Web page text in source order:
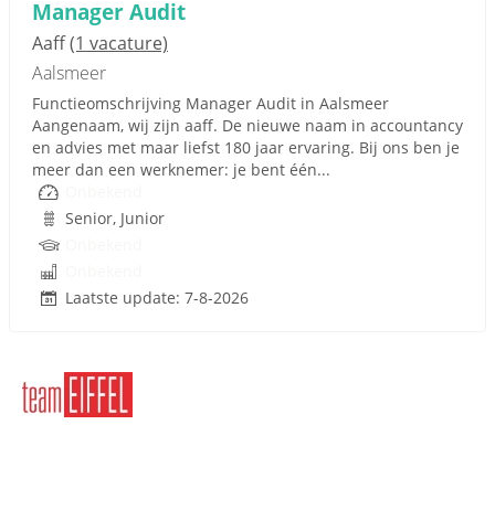
Manager Audit
Aaff(1 vacature)
Aalsmeer
Functieomschrijving Manager Audit in Aalsmeer
Aangenaam, wij zijn aaff. De nieuwe naam in accountancy
en advies met maar liefst 180 jaar ervaring. Bij ons ben je
meer dan een werknemer: je bent één...
Senior, Junior
Laatste update: 7-8-2026